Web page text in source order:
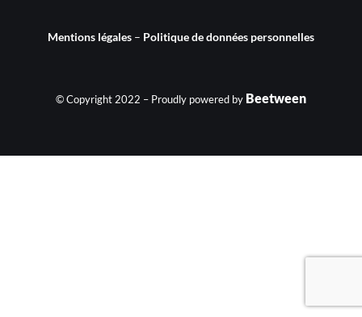
Mentions légales – Politique de données personnelles
© Copyright 2022 – Proudly powered by Beetween